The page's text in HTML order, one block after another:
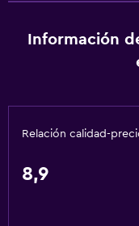
Información
Relación calidad-
8,9